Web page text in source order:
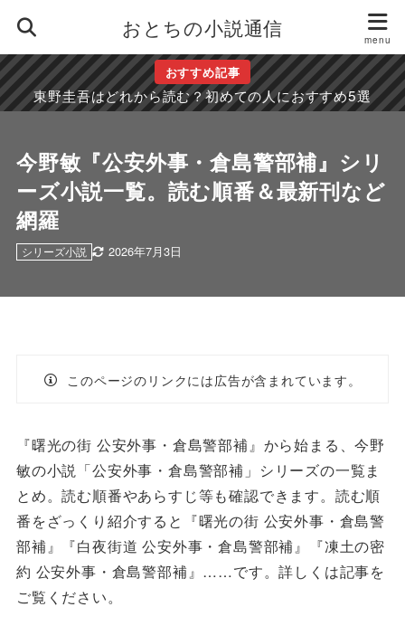
おとちの小説通信
おすすめ記事
東野圭吾はどれから読む？初めての人におすすめ5選
今野敏『公安外事・倉島警部補』シリ
ーズ小説一覧。読む順番＆最新刊など
網羅
2026年7月3日
シリーズ小説
このページのリンクには広告が含まれています。
『曙光の街 公安外事・倉島警部補』から始まる、今野
敏の小説「公安外事・倉島警部補」シリーズの一覧ま
とめ。読む順番やあらすじ等も確認できます。読む順
番をざっくり紹介すると『曙光の街 公安外事・倉島警
部補』『白夜街道 公安外事・倉島警部補』『凍土の密
約 公安外事・倉島警部補』……です。詳しくは記事を
ご覧ください。